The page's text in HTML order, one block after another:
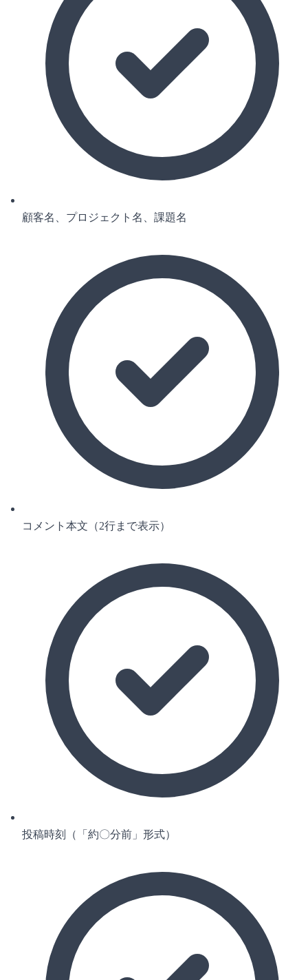
顧客名、プロジェクト名、課題名
コメント本文（2行まで表示）
投稿時刻（「約〇分前」形式）